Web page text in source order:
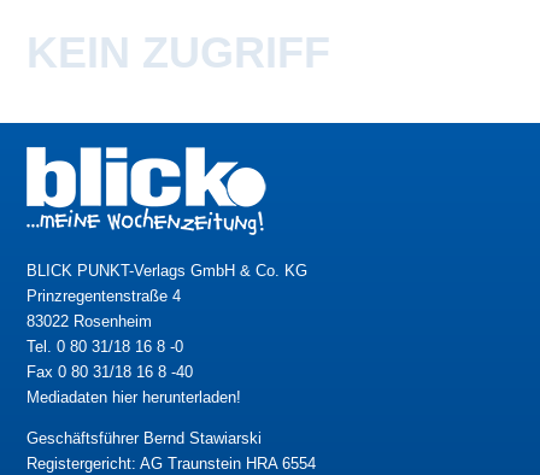
KEIN ZUGRIFF
BLICK PUNKT-Verlags GmbH & Co. KG
Prinzregentenstraße 4
83022 Rosenheim
Tel. 0 80 31/18 16 8 -0
Fax 0 80 31/18 16 8 -40
Mediadaten hier herunterladen!
Geschäftsführer Bernd Stawiarski
Registergericht: AG Traunstein HRA 6554